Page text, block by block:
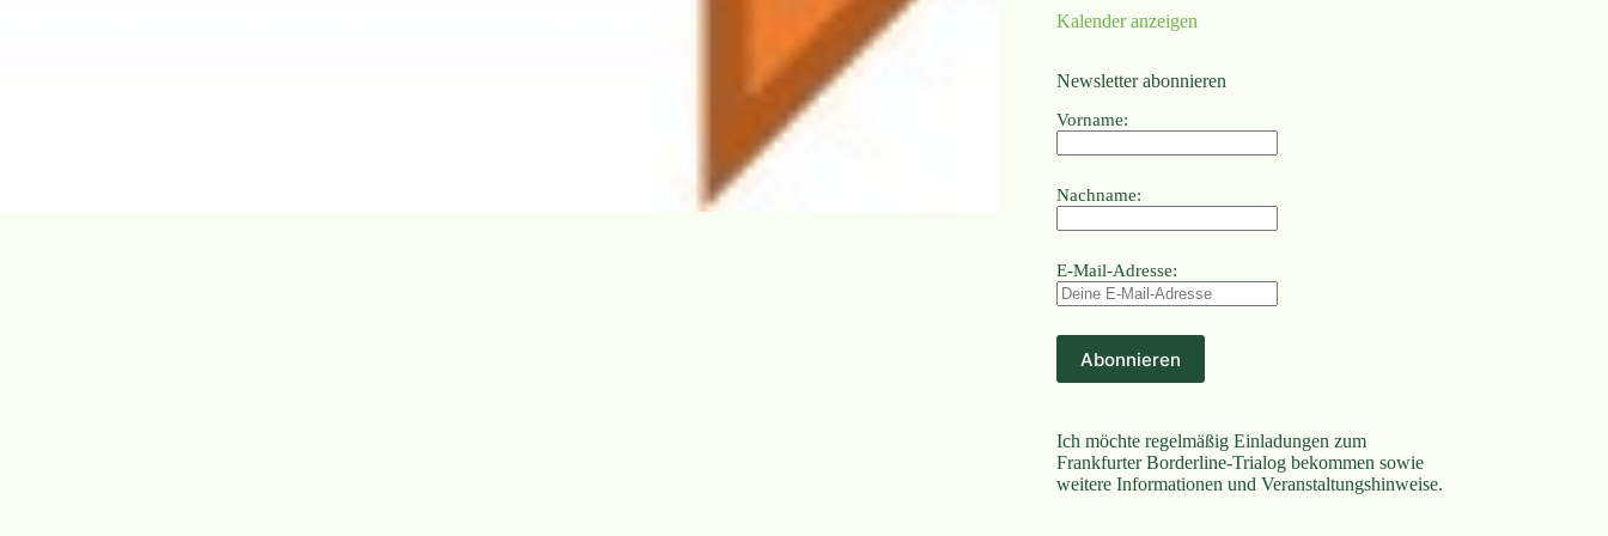
Kalender anzeigen
Newsletter abonnieren
Vorname:
Nachname:
E-Mail-Adresse:
Ich möchte regelmäßig Einladungen zum
Frankfurter Borderline-Trialog bekommen sowie
weitere Informationen und Veranstaltungshinweise.